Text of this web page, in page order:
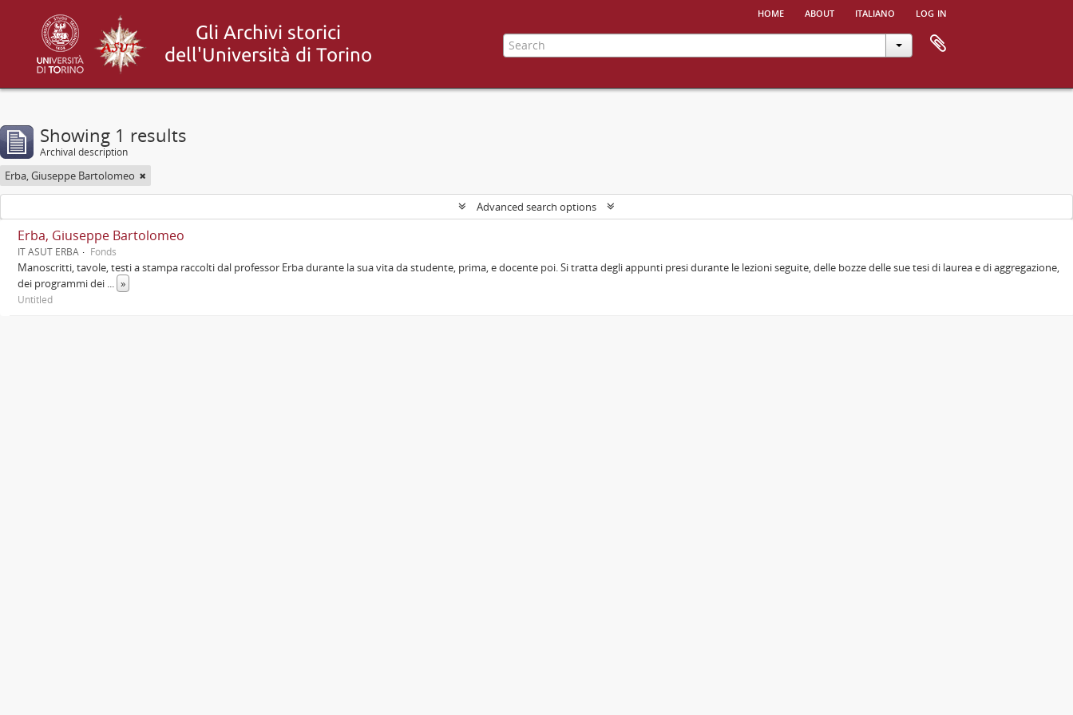
home about italiano log in
Showing 1 results
Archival description
Erba, Giuseppe Bartolomeo
Advanced search options
Erba, Giuseppe Bartolomeo
IT ASUT ERBA Fonds
Manoscritti, tavole, testi a stampa raccolti dal professor Erba durante la sua vita da studente, prima, e docente poi. Si tratta degli appunti presi durante le lezioni seguite, delle bozze delle sue tesi di laurea e di aggregazione,
dei programmi dei ... »
Untitled